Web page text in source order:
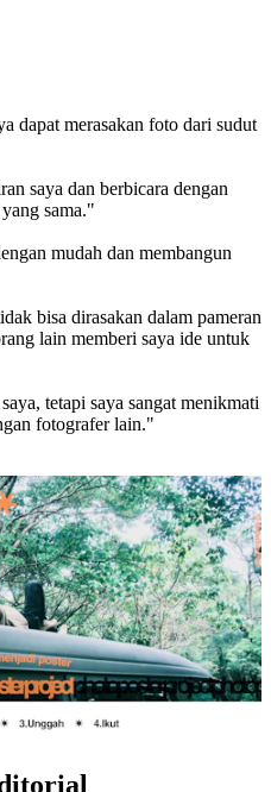
dapat merasakan foto dari sudut
saya dan berbicara dengan
sama."
mudah dan membangun
bisa dirasakan dalam pameran
lain memberi saya ide untuk
tetapi saya sangat menikmati
fotografer lain."